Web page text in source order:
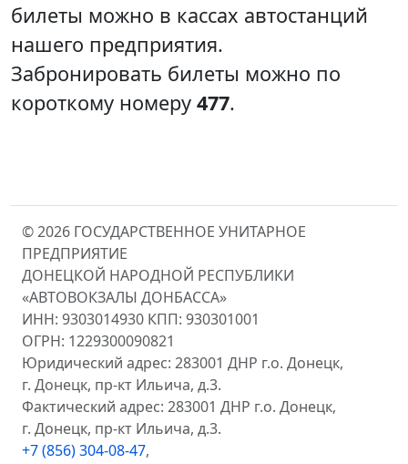
билеты можно в кассах автостанций
нашего предприятия.
Забронировать билеты можно по
короткому номеру 477.
© 2026 ГОСУДАРСТВЕННОЕ УНИТАРНОЕ
ПРЕДПРИЯТИЕ
ДОНЕЦКОЙ НАРОДНОЙ РЕСПУБЛИКИ
«АВТОВОКЗАЛЫ ДОНБАССА»
ИНН: 9303014930 КПП: 930301001
ОГРН: 1229300090821
Юридический адрес: 283001 ДНР г.о. Донецк,
г. Донецк, пр-кт Ильича, д.3.
Фактический адрес: 283001 ДНР г.о. Донецк,
г. Донецк, пр-кт Ильича, д.3.
+7 (856) 304-08-47,